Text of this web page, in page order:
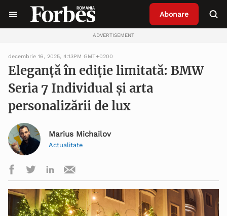
Abonare
ADVERTISEMENT
decembrie 16, 2025, 4:13PM GMT+0200
Eleganță în ediție limitată: BMW
Seria 7 Individual și arta
personalizării de lux
Marius Michailov
Actualitate